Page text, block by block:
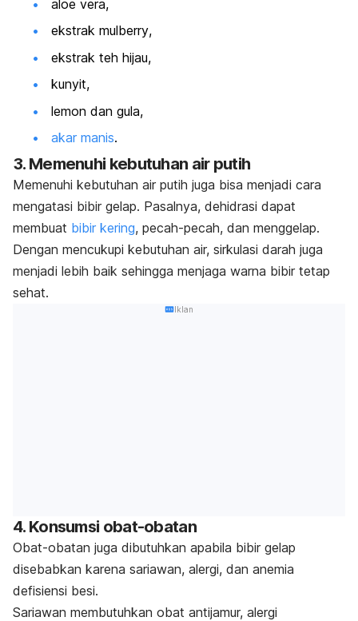
aloe vera,
ekstrak mulberry,
ekstrak teh hijau,
kunyit,
lemon dan gula,
akar manis.
3. Memenuhi kebutuhan air putih
Memenuhi kebutuhan air putih juga bisa menjadi cara
mengatasi bibir gelap. Pasalnya, dehidrasi dapat
membuat bibir kering, pecah-pecah, dan menggelap.
Dengan mencukupi kebutuhan air, sirkulasi darah juga
menjadi lebih baik sehingga menjaga warna bibir tetap
sehat.
Iklan
4. Konsumsi obat-obatan
Obat-obatan juga dibutuhkan apabila bibir gelap
disebabkan karena sariawan, alergi, dan anemia
defisiensi besi.
Sariawan membutuhkan obat antijamur, alergi